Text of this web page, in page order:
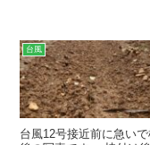
台風
台風12号接近前に急い